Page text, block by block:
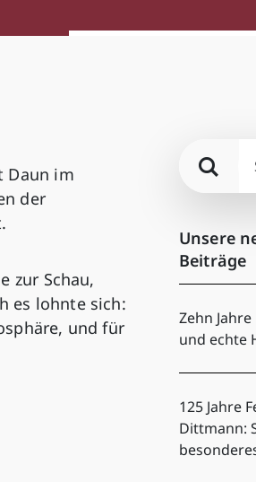
Daun im
der
zur Schau,
es lohnte sich:
und für
Unsere
Beiträge
Zehn
und echte
125 Jahre
Dittmann: